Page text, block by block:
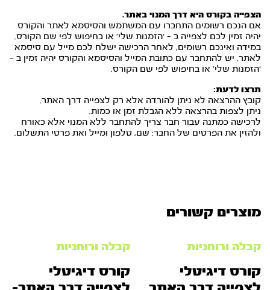
הצפייה בקורס היא דרך המנוי באתר.
אם הנכם רשומים התחברו עם המשתמש והסיסמא לאתר והקורס
יהיה זמין לכם לצפייה ב – ‘הזמנות שלי’ או בחיפוש לפי שם הקורס.
במידה ואינכם רשומים, לאחר הרכישה ישלח לכם מייל עם סיסמא
לאתר. יש להתחבר עם כתובת המייל והסיסמא והקורס יהיה זמין ב –
‘הזמנות שלי’ או בחיפוש לפי שם הקורס.
תרצו לדעת:
קובץ ההרצאה לא ניתן להורדה אלא רק לצפייה דרך האתר.
ניתן לצפות בהרצאה ללא הגבלת זמן או כמות.
לרכישה כמתנה עבור חבר צריך להתחבר ללא המנוי אלא כאורח
ולהזין את הפרטים של החבר: שם, טלפון ומייל ואת פרטי התשלום.
מוצרים קשורים
קבלה ורוחניות
קורס דיגיטלי
קבלה ורוחניות
קורס דיגיטלי